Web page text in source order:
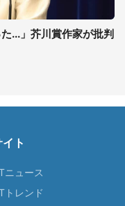
...」芥川賞作家が批判
ト
ニュース
トレンド